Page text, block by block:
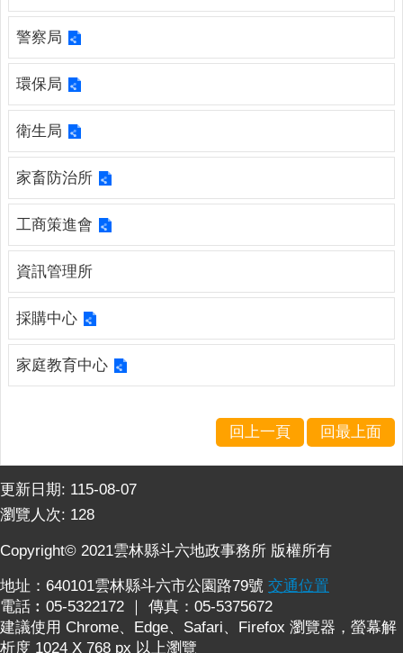
資
訊
公
開
民
意
交
流
相
連
結
廉
政
園
導
覽
檢
查
詢
相
關
警察局
環保局
衛生局
家畜防治所
工商策進會
資訊管理所
採購中心
家庭教育中心
回上一頁 回最上面
更新日期: 115-08-07
瀏覽人次: 128
Copyright© 2021雲林縣斗六地政事務所 版權所有
地址：640101雲林縣斗六市公園路79號 交通位置
電話︰05-5322172 ｜ 傳真：05-5375672
建議使用 Chrome、Edge、Safari、Firefox 瀏覽器，螢幕解
析度 1024 X 768 px 以上瀏覽